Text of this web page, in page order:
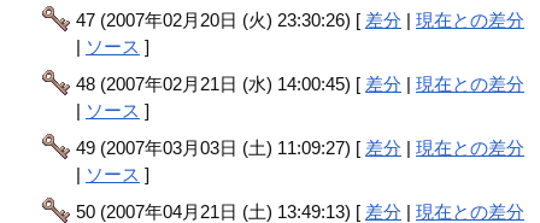
47 (2007年02月20日 (火) 23:30:26) [ 差分 |現在との差分
| ソース ]
48 (2007年02月21日 (水) 14:00:45) [ 差分 |現在との差分
| ソース ]
49 (2007年03月03日 (土) 11:09:27) [ 差分 |現在との差分
| ソース ]
50 (2007年04月21日 (土) 13:49:13) [ 差分 |現在との差分